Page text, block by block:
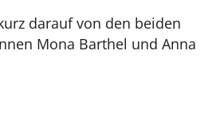
darauf von den beiden
Mona Barthel und Anna